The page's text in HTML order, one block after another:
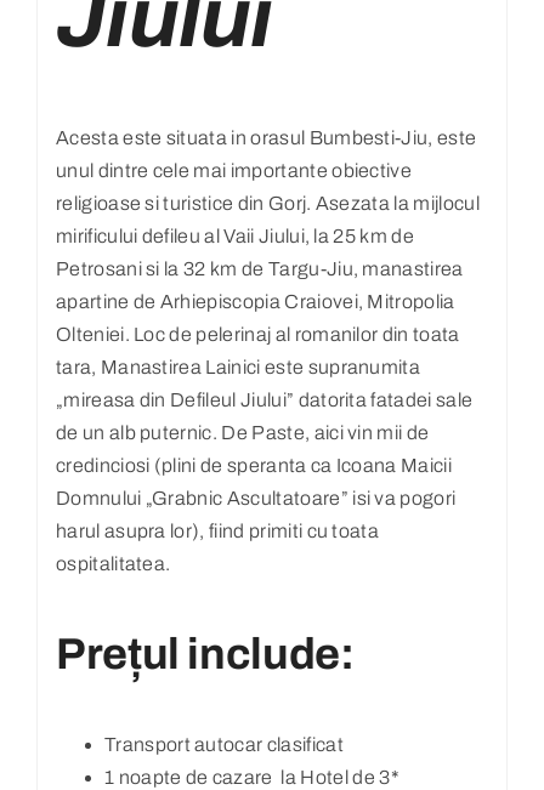
Acesta este situata in orasul Bumbesti-Jiu, este
unul dintre cele mai importante obiective
religioase si turistice din Gorj. Asezata la mijlocul
mirificului defileu al Vaii Jiului, la 25 km de
Petrosani si la 32 km de Targu-Jiu, manastirea
apartine de Arhiepiscopia Craiovei, Mitropolia
Olteniei. Loc de pelerinaj al romanilor din toata
tara, Manastirea Lainici este supranumita
„mireasa din Defileul Jiului” datorita fatadei sale
de un alb puternic. De Paste, aici vin mii de
credinciosi (plini de speranta ca Icoana Maicii
Domnului „Grabnic Ascultatoare” isi va pogori
harul asupra lor), fiind primiti cu toata
ospitalitatea.
Prețul include:
Transport autocar clasificat
1 noapte de cazare la Hotel de 3*